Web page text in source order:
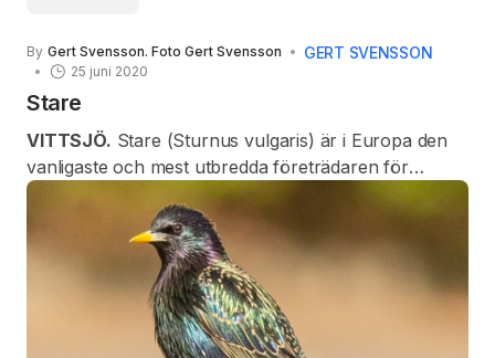
By Gert Svensson. Foto Gert Svensson GERT SVENSSON
25 juni 2020
Stare
VITTSJÖ. Stare (Sturnus vulgaris) är i Europa den
vanligaste och mest utbredda företrädaren för
familjen starar. Staren bygger ett slarvigt bo i en
naturlig eller konstgjord håla, och lägger vanligtvis 5–
6 ljusblå ägg. Äggen kläcks efter två veckor och
ungarna stannar i boet i ytterligare tre veckor. Arten
är allätare, och lever av en mängd olika ryggradslösa
djur men även frön, frukt och bär.